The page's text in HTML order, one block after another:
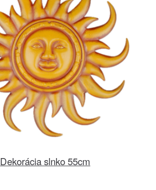
Dekorácia slnko 55cm